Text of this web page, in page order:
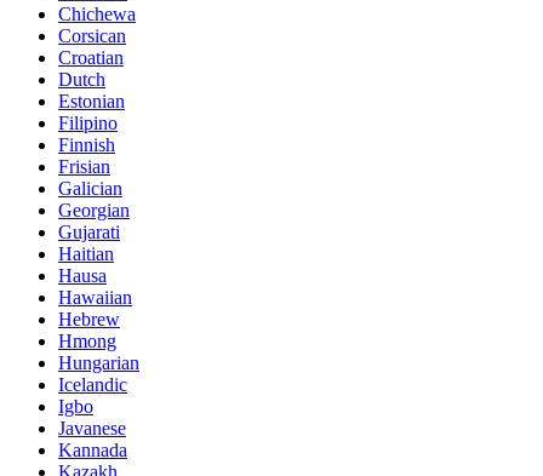
Chichewa
Corsican
Croatian
Dutch
Estonian
Filipino
Finnish
Frisian
Galician
Georgian
Gujarati
Haitian
Hausa
Hawaiian
Hebrew
Hmong
Hungarian
Icelandic
Igbo
Javanese
Kannada
Kazakh